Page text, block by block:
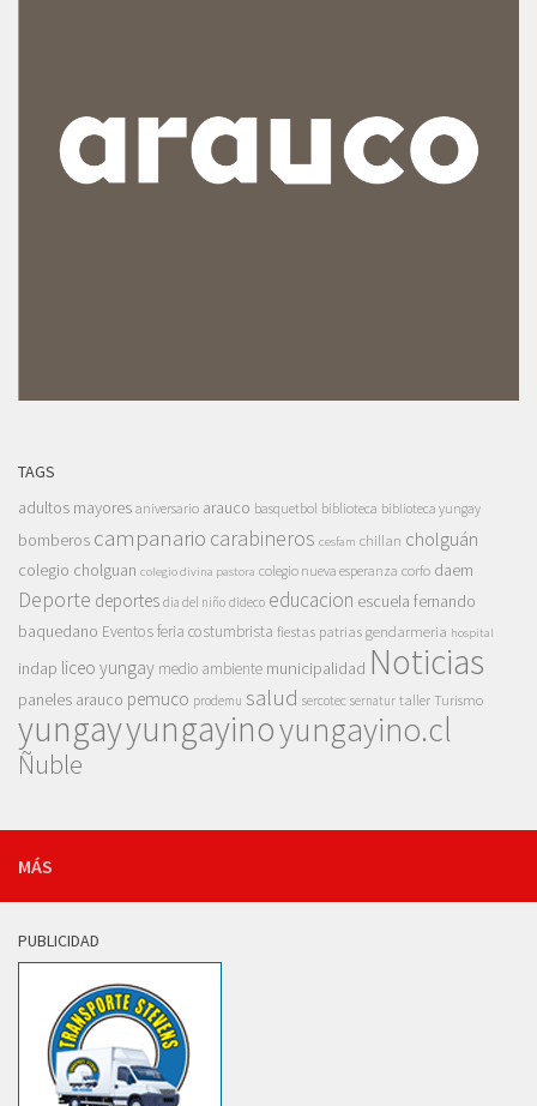
TAGS
adultos mayores aniversario arauco basquetbol biblioteca biblioteca yungay
bomberos campanario carabineros cesfam chillan cholguán
colegio cholguan colegio divina pastora colegio nueva esperanza corfo daem
Deporte deportes dia del niño dideco educacion escuela fernando
baquedano Eventosferia costumbrista fiestas patrias gendarmeria hospital
indap liceo yungay medio ambiente municipalidad Noticias
paneles arauco pemuco prodemu salud sercotec sernatur taller Turismo
yungayyungayinoyungayino.cl
Ñuble
MÁS
PUBLICIDAD